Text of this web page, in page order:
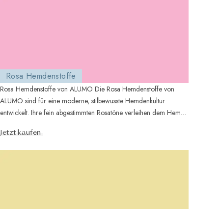
Rosa Hemdenstoffe
Rosa Hemdenstoffe von ALUMO Die Rosa Hemdenstoffe von
ALUMO sind für eine moderne, stilbewusste Hemdenkultur
entwickelt. Ihre fein abgestimmten Rosatöne verleihen dem Hemd
Jetzt kaufen